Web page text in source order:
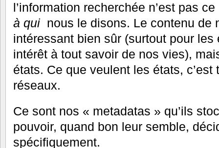
l’information recherchée n’est pas
à qui nous le disons. Le contenu de
intéressant bien sûr (surtout pour les
intérêt à tout savoir de nos vies),
états. Ce que veulent les états, c’est
réseaux.
Ce sont nos « metadatas » qu’ils
pouvoir, quand bon leur semble,
spécifiquement.